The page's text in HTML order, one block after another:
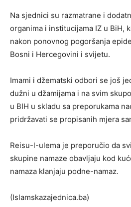
Na sjednici su razmatrane i
organima i institucijama IZ u BiH,
nakon ponovnog pogoršanja
Bosni i Hercegovini i svijetu.
Imami i džematski odbori se još
dužni u džamijama i na svim
u BIH u skladu sa preporukama
pridržavati se propisanih mjera
Reisu-l-ulema je preporučio da
skupine namaze obavljaju kod
namaza klanjaju podne-namaz.
(Islamskazajednica.ba)